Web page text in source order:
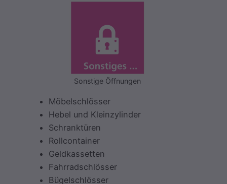
Sonstige Öffnungen
Möbelschlösser
Hebel und Kleinzylinder
Schranktüren
Rollcontainer
Geldkassetten
Fahrradschlösser
Bügelschlösser